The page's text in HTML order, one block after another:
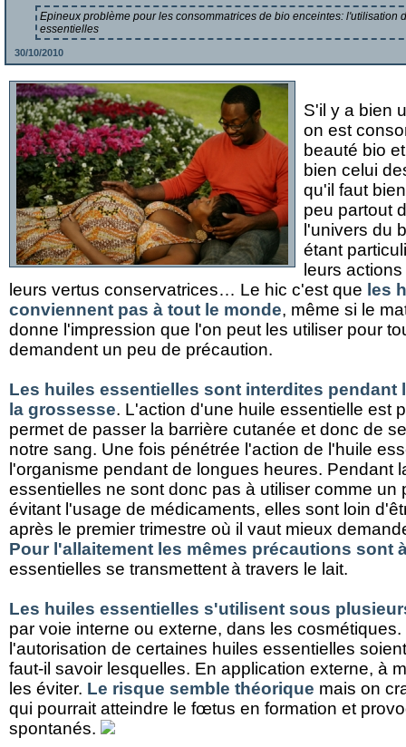
Epineux problème pour les consommatrices de bio enceintes: l'utilisation
essentielles
30/10/2010
S'il y a bien
on est
beauté bio
bien celui
qu'il faut
peu partout
l'univers du
étant
leurs
leurs vertus conservatrices… Le hic c'est que les
conviennent pas à tout le monde, même si le
donne l'impression que l'on peut les utiliser pour
demandent un peu de précaution.
Les huiles essentielles sont interdites pendant
la grossesse. L'action d'une huile essentielle est
permet de passer la barrière cutanée et donc de
notre sang. Une fois pénétrée l'action de l'huile
l'organisme pendant de longues heures. Pendant
essentielles ne sont donc pas à utiliser comme un
évitant l'usage de médicaments, elles sont loin
après le premier trimestre où il vaut mieux
Pour l'allaitement les mêmes précautions sont
essentielles se transmettent à travers le lait.
Les huiles essentielles s'utilisent sous
par voie interne ou externe, dans les
l'autorisation de certaines huiles essentielles
faut-il savoir lesquelles. En application externe, à
les éviter. Le risque semble théorique mais on
qui pourrait atteindre le fœtus en formation et
spontanés.